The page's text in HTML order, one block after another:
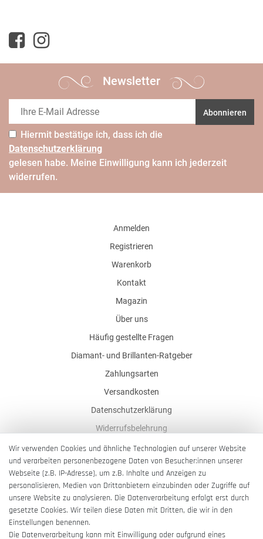
Newsletter
Abonnieren
Hiermit bestätige ich, dass ich die
Daten­schutz­erklärung
gelesen habe. Meine Einwilligung kann ich jederzeit
widerrufen.
Anmelden
Registrieren
Warenkorb
Kontakt
Magazin
Über uns
Häufig gestellte Fragen
Diamant- und Brillanten-Ratgeber
Zahlungsarten
Versandkosten
Datenschutzerklärung
Widerrufsbelehrung
AGB
Impressum
Barrierefreiheitserklärung
Wir verwenden Cookies und ähnliche Technologien auf unserer Website
und verarbeiten personenbezogene Daten von Besucher:innen unserer
Webseite (z.B. IP-Adresse), um z.B. Inhalte und Anzeigen zu
personalisieren, Medien von Drittanbietern einzubinden oder Zugriffe auf
unsere Website zu analysieren. Die Datenverarbeitung erfolgt erst durch
gesetzte Cookies. Wir teilen diese Daten mit Dritten, die wir in den
Einstellungen benennen.
Die Datenverarbeitung kann mit Einwilligung oder aufgrund eines